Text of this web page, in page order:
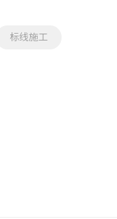
标线施工